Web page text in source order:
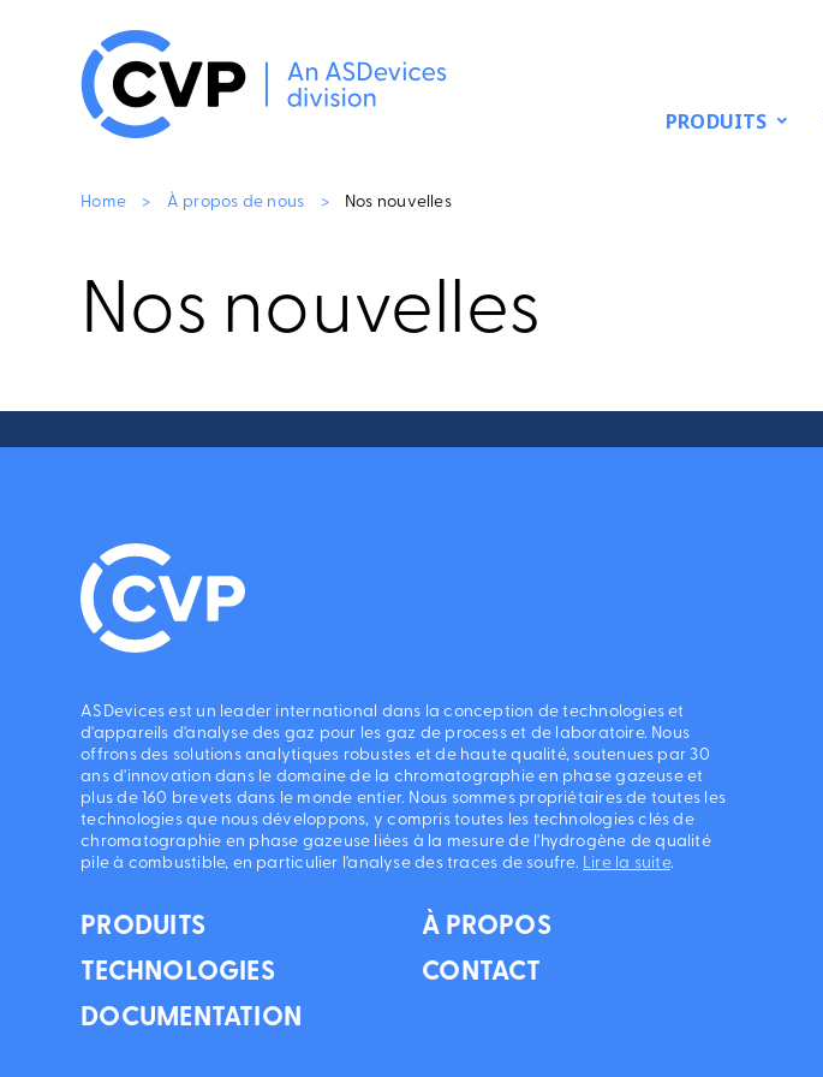
PRODUITS
Home > À propos de nous > Nos nouvelles
Nos nouvelles
ASDevices est un leader international dans la conception de technologies et
d'appareils d'analyse des gaz pour les gaz de process et de laboratoire. Nous
offrons des solutions analytiques robustes et de haute qualité, soutenues par 30
ans d'innovation dans le domaine de la chromatographie en phase gazeuse et
plus de 160 brevets dans le monde entier. Nous sommes propriétaires de toutes les
technologies que nous développons, y compris toutes les technologies clés de
chromatographie en phase gazeuse liées à la mesure de l'hydrogène de qualité
pile à combustible, en particulier l'analyse des traces de soufre. Lire la suite.
PRODUITS
TECHNOLOGIES
DOCUMENTATION
À PROPOS
CONTACT